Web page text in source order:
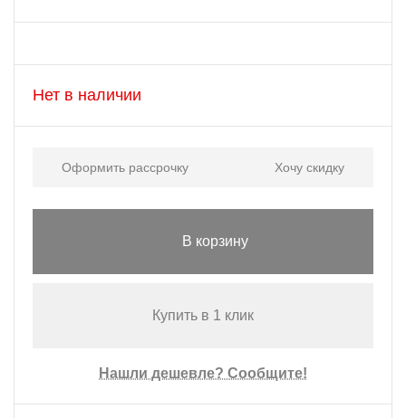
Нет в наличии
Оформить рассрочку Хочу скидку
В корзину
Купить в 1 клик
Нашли дешевле? Сообщите!